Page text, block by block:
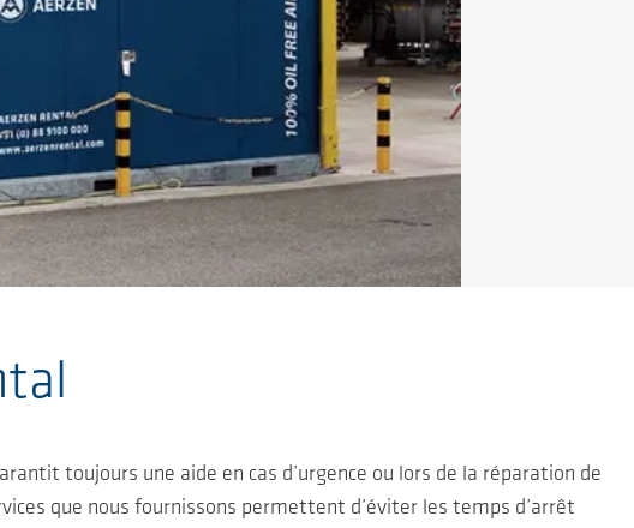
toujours une aide en cas d’urgence ou lors de la réparation de
que nous fournissons permettent d’éviter les temps d’arrêt